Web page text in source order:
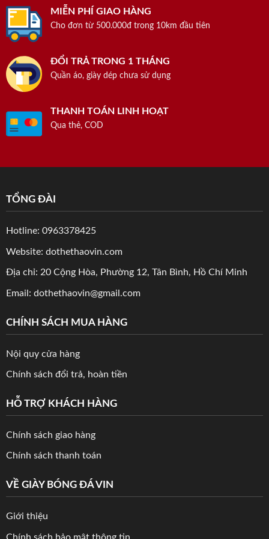
MIỄN PHÍ GIAO HÀNG
Cho đơn từ 500.000đ trong 10km đầu tiên
ĐỔI TRẢ TRONG 1 THÁNG
Quần áo, giày dép chưa sử dụng
THANH TOÁN LINH HOẠT
Qua thẻ, COD
TỔNG ĐÀI
Hotline: 0963378425
Website: dothethaovin.com
Địa chỉ: 20 Cộng Hòa, Phường 12, Tân Bình, Hồ Chí Minh
Email: dothethaovin@gmail.com
CHÍNH SÁCH MUA HÀNG
Nội quy cửa hàng
Chính sách đổi trả, hoàn tiền
HỖ TRỢ KHÁCH HÀNG
Chính sách giao hàng
Chính sách thanh toán
VỀ GIÀY BÓNG ĐÁ VIN
Giới thiệu
Chính sách bảo mật thông tin